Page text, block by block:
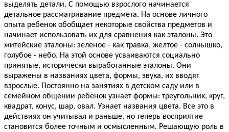
выделять детали. С помощью взрослого начинается
детальное рассматривание предмета. На основе личного
опыта ребенок обобщает некоторые свойства предметов и
начинает использовать их для сравнения как эталоны. Это
житейские эталоны: зеленое - как травка, желтое - солнышко,
голубое - небо. На этой основе усваиваются социально
принятые, исторически выработанные эталоны. Они
выражены в названиях цвета, формы, звука, их вводят
взрослые. Постоянно на занятиях в детском саду или в
семейном общении ребенок узнает формы: треугольник, круг,
квадрат, конус, шар, овал. Узнает названия цвета. Все это в
действиях он учитывал и раньше, но теперь восприятие
становится более точным и осмысленным. Решающую роль в